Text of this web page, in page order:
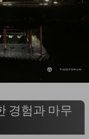
경험과 마무